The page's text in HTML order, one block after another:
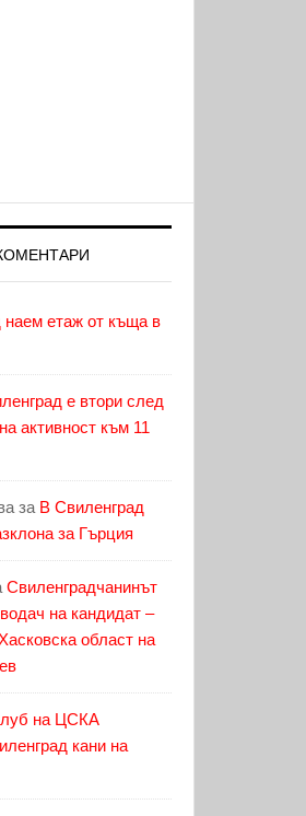
етаж от къща в
е втори след
активност към 11
за В Свиленград
за Гърция
Свиленградчанинът
на кандидат –
област на
на ЦСКА
кани на